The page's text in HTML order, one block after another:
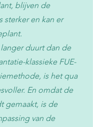
blijven de
sterker en kan er
duurt dan de
klassieke FUE-
is het qua
En omdat de
gemaakt, is de
van de